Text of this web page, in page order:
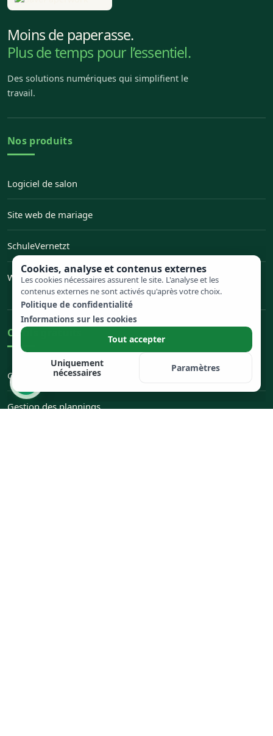
Cookies, analyse et contenus externes
Les cookies nécessaires assurent le site. L'analyse et les
contenus externes ne sont activés qu'après votre choix.
Politique de confidentialité
Informations sur les cookies
Tout accepter
Uniquement
nécessaires
Paramètres
Moins de paperasse.
Plus de temps pour l’essentiel.
Des solutions numériques qui simplifient le
travail.
Nos produits
Logiciel de salon
Site web de mariage
— Ouvre Site web de mariage dans un nouvel onglet
SchuleVernetzt
— Ouvre SchuleVernetzt dans un nouvel onglet
Werkstattsystem
— Ouvre Werkstattsystem dans un nouvel onglet
Outils gratuits
Générateur de mots de passe
Gestion des plannings